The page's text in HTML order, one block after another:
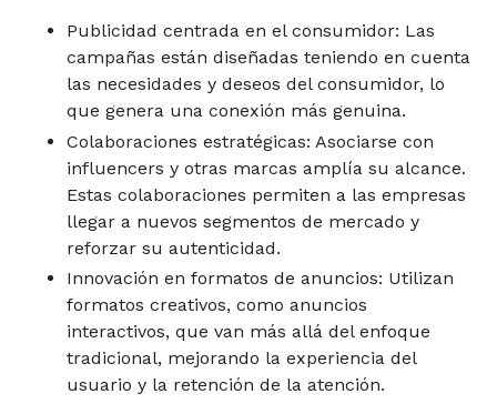
Publicidad centrada en el consumidor: Las
campañas están diseñadas teniendo en cuenta
las necesidades y deseos del consumidor, lo
que genera una conexión más genuina.
Colaboraciones estratégicas: Asociarse con
influencers y otras marcas amplía su alcance.
Estas colaboraciones permiten a las empresas
llegar a nuevos segmentos de mercado y
reforzar su autenticidad.
Innovación en formatos de anuncios: Utilizan
formatos creativos, como anuncios
interactivos, que van más allá del enfoque
tradicional, mejorando la experiencia del
usuario y la retención de la atención.